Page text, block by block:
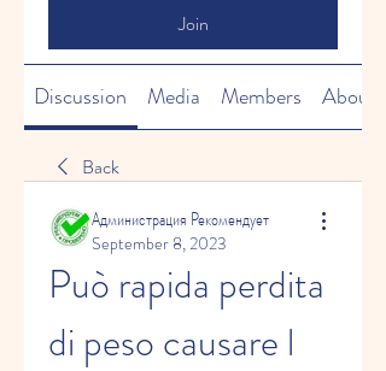
Join
Discussion Media Members About
Back
Администрация Рекомендует
September 8, 2023
Può rapida perdita
di peso causare l